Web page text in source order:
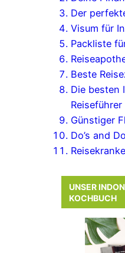
Der
Visum für
Packliste
Beste
Die besten
Reiseführer
Günstiger
Do’s and
UNSER
KOCHBUCH